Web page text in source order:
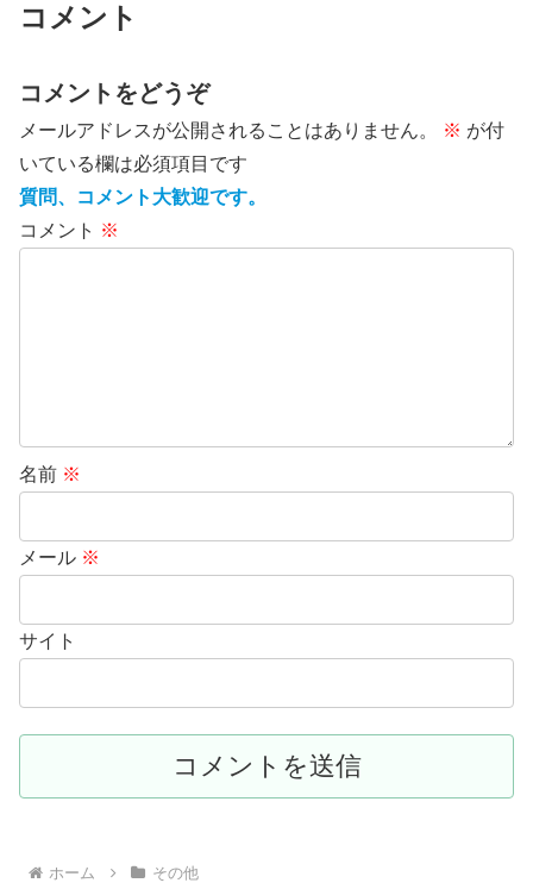
コメント
コメントをどうぞ
メールアドレスが公開されることはありません。 ※ が付
いている欄は必須項目です
質問、コメント大歓迎です。
コメント ※
名前 ※
メール ※
サイト
ホーム その他